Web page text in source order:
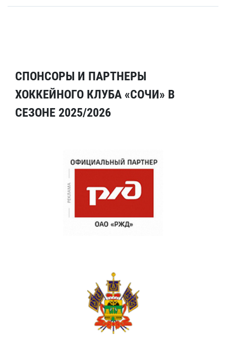
СПОНСОРЫ И ПАРТНЕРЫ
ХОККЕЙНОГО КЛУБА «СОЧИ» В
СЕЗОНЕ 2025/2026